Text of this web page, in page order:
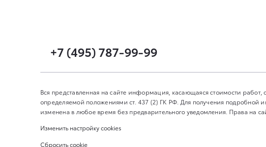
+7 (495) 787-99-99
Вся представленная на сайте информация, касающаяся стоимости
определяемой положениями ст. 437 (2) ГК РФ. Для получения
изменена в любое время без предварительного уведомления. Права на
Изменить настройку cookies
Сбросить cookie